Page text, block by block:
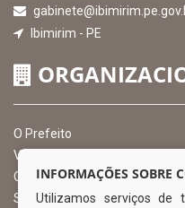
Ibimirim - PE
O Prefeito
Vice Prefeito
Ouvidoria Municipal
Serviço de Informação ao
INFORMAÇÕES SOBRE
Utilizamos serviços de